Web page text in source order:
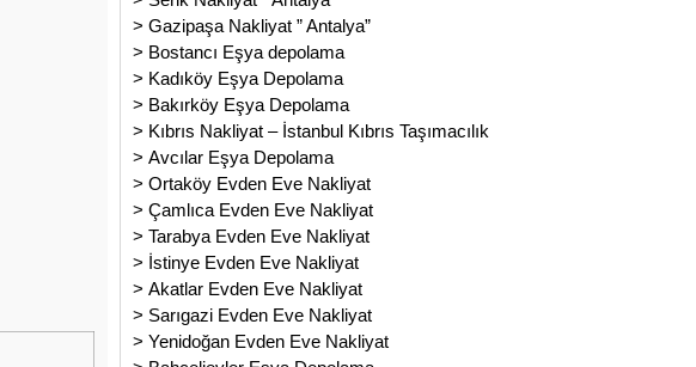
> Gazipaşa Nakliyat ” Antalya”
> Bostancı Eşya depolama
> Kadıköy Eşya Depolama
> Bakırköy Eşya Depolama
> Kıbrıs Nakliyat – İstanbul Kıbrıs Taşımacılık
> Avcılar Eşya Depolama
> Ortaköy Evden Eve Nakliyat
> Çamlıca Evden Eve Nakliyat
> Tarabya Evden Eve Nakliyat
> İstinye Evden Eve Nakliyat
> Akatlar Evden Eve Nakliyat
> Sarıgazi Evden Eve Nakliyat
> Yenidoğan Evden Eve Nakliyat